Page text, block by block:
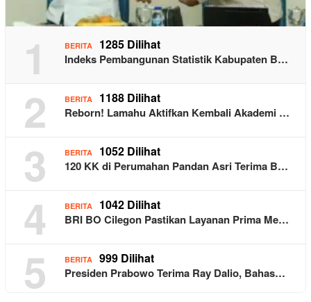
1 BERITA 1285 Dilihat
Indeks Pembangunan Statistik Kabupaten B…
2 BERITA 1188 Dilihat
Reborn! Lamahu Aktifkan Kembali Akademi …
3 BERITA 1052 Dilihat
120 KK di Perumahan Pandan Asri Terima B…
4 BERITA 1042 Dilihat
BRI BO Cilegon Pastikan Layanan Prima Me…
5 BERITA 999 Dilihat
Presiden Prabowo Terima Ray Dalio, Bahas…